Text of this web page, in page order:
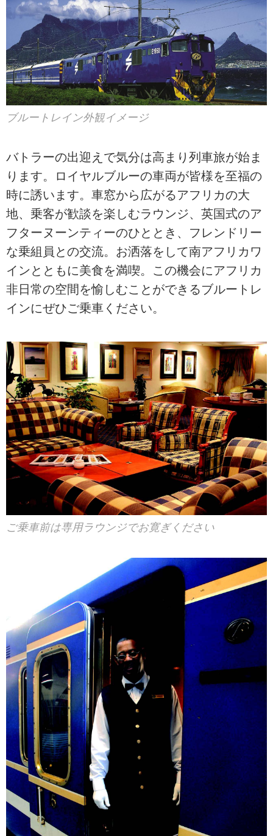
ブルートレイン外観イメージ
バトラーの出迎えで気分は高まり列車旅が始ま
ります。ロイヤルブルーの車両が皆様を至福の
時に誘います。車窓から広がるアフリカの大
地、乗客が歓談を楽しむラウンジ、英国式のア
フターヌーンティーのひととき、フレンドリー
な乗組員との交流。お洒落をして南アフリカワ
インとともに美食を満喫。この機会にアフリカ
非日常の空間を愉しむことができるブルートレ
インにぜひご乗車ください。
ご乗車前は専用ラウンジでお寛ぎください